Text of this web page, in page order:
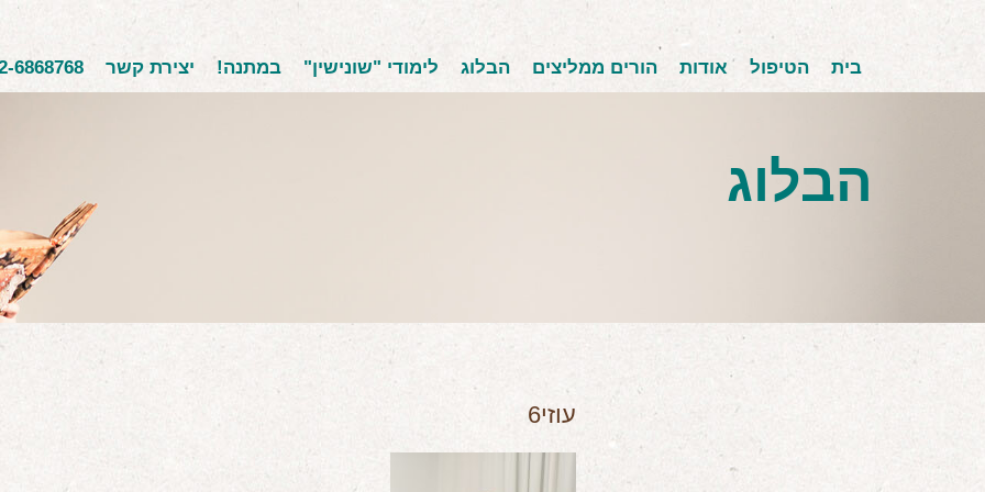
בית הטיפול אודות הורים ממליצים הבלוג לימודי "שונישין" במתנה! יצירת קשר 6868768
הבלוג
עוזי6